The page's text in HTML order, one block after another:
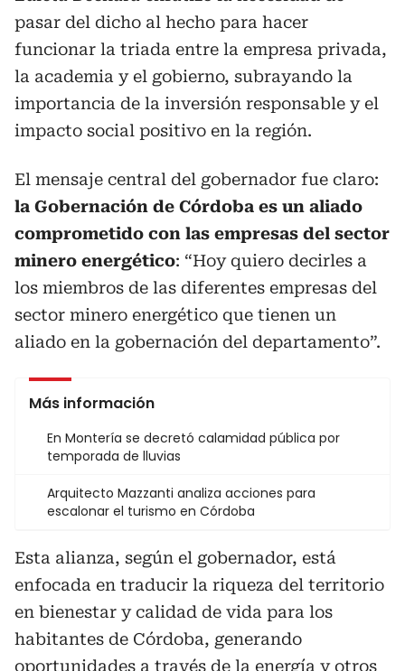
pasar del dicho al hecho para hacer
funcionar la triada entre la empresa privada,
la academia y el gobierno, subrayando la
importancia de la inversión responsable y el
impacto social positivo en la región.
El mensaje central del gobernador fue claro:
la Gobernación de Córdoba es un aliado
comprometido con las empresas del sector
minero energético: “Hoy quiero decirles a
los miembros de las diferentes empresas del
sector minero energético que tienen un
aliado en la gobernación del departamento”.
Más información
En Montería se decretó calamidad pública por
temporada de lluvias
Arquitecto Mazzanti analiza acciones para
escalonar el turismo en Córdoba
Esta alianza, según el gobernador, está
enfocada en traducir la riqueza del territorio
en bienestar y calidad de vida para los
habitantes de Córdoba, generando
oportunidades a través de la energía y otros